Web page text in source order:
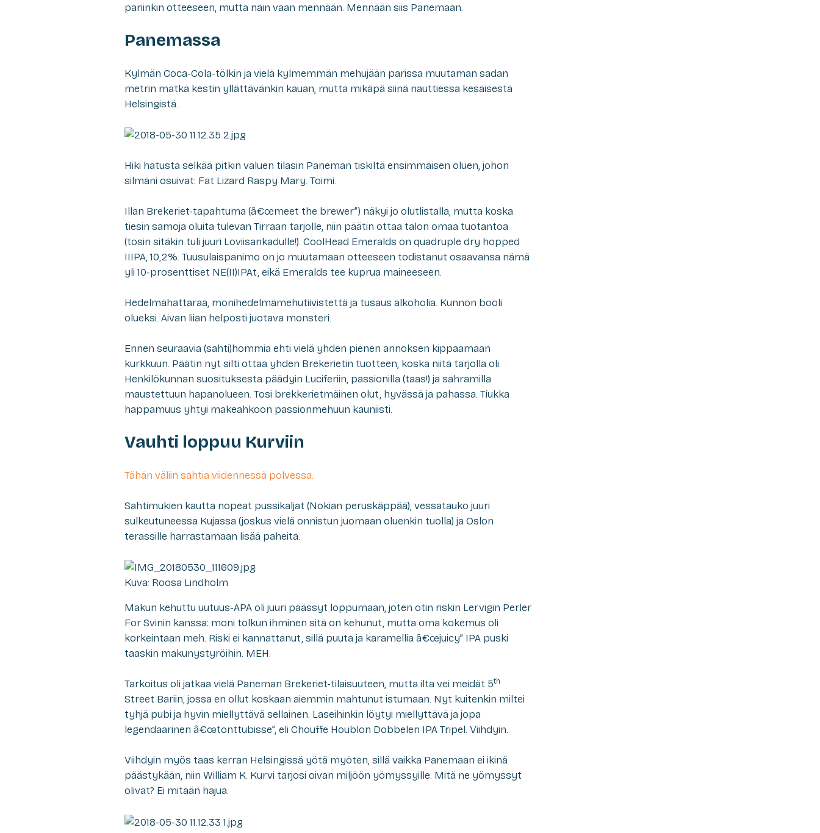
pariinkin otteeseen, mutta näin vaan mennään. Mennään siis Panemaan.
Panemassa
Kylmän Coca-Cola-tölkin ja vielä kylmemmän mehujään parissa muutaman sadan
metrin matka kestin yllättävänkin kauan, mutta mikäpä siinä nauttiessa kesäisestä
Helsingistä.
Hiki hatusta selkää pitkin valuen tilasin Paneman tiskiltä ensimmäisen oluen, johon
silmäni osuivat: Fat Lizard Raspy Mary. Toimi.
Illan Brekeriet-tapahtuma (â€œmeet the brewer”) näkyi jo olutlistalla, mutta koska
tiesin samoja oluita tulevan Tirraan tarjolle, niin päätin ottaa talon omaa tuotantoa
(tosin sitäkin tuli juuri Loviisankadulle!). CoolHead Emeralds on quadruple dry hopped
IIIPA, 10,2%. Tuusulaispanimo on jo muutamaan otteeseen todistanut osaavansa nämä
yli 10-prosenttiset NE(II)IPAt, eikä Emeralds tee kuprua maineeseen.
Hedelmähattaraa, monihedelmämehutiivistettä ja tusaus alkoholia. Kunnon booli
olueksi. Aivan liian helposti juotava monsteri.
Ennen seuraavia (sahti)hommia ehti vielä yhden pienen annoksen kippaamaan
kurkkuun. Päätin nyt silti ottaa yhden Brekerietin tuotteen, koska niitä tarjolla oli.
Henkilökunnan suosituksesta päädyin Luciferiin, passionilla (taas!) ja sahramilla
maustettuun hapanolueen. Tosi brekkerietmäinen olut, hyvässä ja pahassa. Tiukka
happamuus yhtyi makeahkoon passionmehuun kauniisti.
Vauhti loppuu Kurviin
Tähän väliin sahtia viidennessä polvessa.
Sahtimukien kautta nopeat pussikaljat (Nokian peruskäppää), vessatauko juuri
sulkeutuneessa Kujassa (joskus vielä onnistun juomaan oluenkin tuolla) ja Oslon
terassille harrastamaan lisää paheita.
Kuva: Roosa Lindholm
Makun kehuttu uutuus-APA oli juuri päässyt loppumaan, joten otin riskin Lervigin Perler
For Svinin kanssa: moni tolkun ihminen sitä on kehunut, mutta oma kokemus oli
korkeintaan meh. Riski ei kannattanut, sillä puuta ja karamellia â€œjuicy” IPA puski
taaskin makunystyröihin. MEH.
Tarkoitus oli jatkaa vielä Paneman Brekeriet-tilaisuuteen, mutta ilta vei meidät 5th
Street Bariin, jossa en ollut koskaan aiemmin mahtunut istumaan. Nyt kuitenkin miltei
tyhjä pubi ja hyvin miellyttävä sellainen. Laseihinkin löytyi miellyttävä ja jopa
legendaarinen â€œtonttubisse”, eli Chouffe Houblon Dobbelen IPA Tripel. Viihdyin.
Viihdyin myös taas kerran Helsingissä yötä myöten, sillä vaikka Panemaan ei ikinä
päästykään, niin William K. Kurvi tarjosi oivan miljöön yömyssyille. Mitä ne yömyssyt
olivat? Ei mitään hajua.